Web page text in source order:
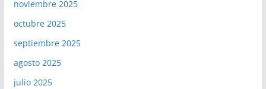
noviembre 2025
octubre 2025
septiembre 2025
agosto 2025
julio 2025